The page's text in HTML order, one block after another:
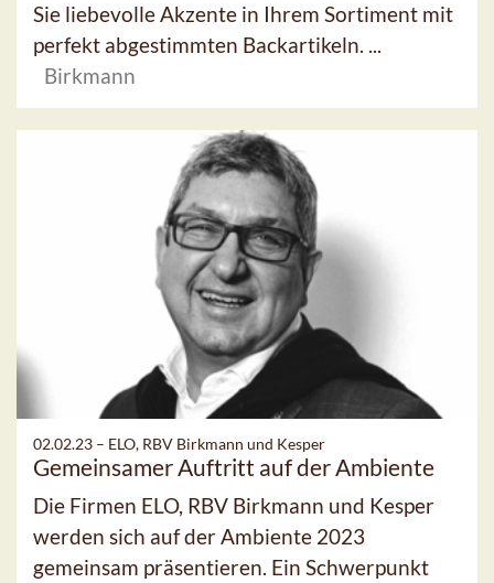
Sie liebevolle Akzente in Ihrem Sortiment mit
perfekt abgestimmten Backartikeln. ...
Birkmann
02.02.23 – ELO, RBV Birkmann und Kesper
Gemeinsamer Auftritt auf der Ambiente
Die Firmen ELO, RBV Birkmann und Kesper
werden sich auf der Ambiente 2023
gemeinsam präsentieren. Ein Schwerpunkt